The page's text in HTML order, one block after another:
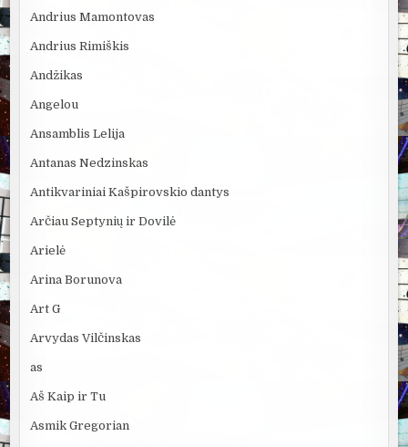
Andrius Mamontovas
Andrius Rimiškis
Andžikas
Angelou
Ansamblis Lelija
Antanas Nedzinskas
Antikvariniai Kašpirovskio dantys
Arčiau Septynių ir Dovilė
Arielė
Arina Borunova
Art G
Arvydas Vilčinskas
as
Aš Kaip ir Tu
Asmik Gregorian